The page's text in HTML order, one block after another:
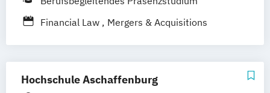
Financial Law
Mergers & Acquisitions
Hochschule Aschaffenburg